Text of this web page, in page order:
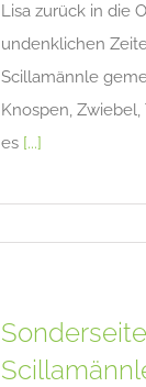
Lisa zurück in die
undenklichen
Scillamännle
Knospen,
es [...]